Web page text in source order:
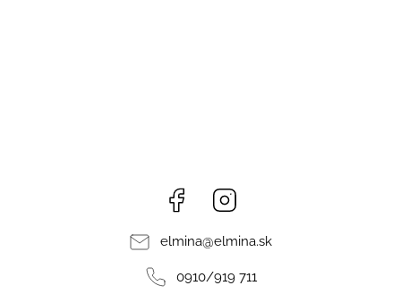
Facebook
elmina@elmina.sk
0910/919 711